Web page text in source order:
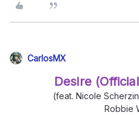
CarlosMX
Desire
(feat. Nicole
Robbie